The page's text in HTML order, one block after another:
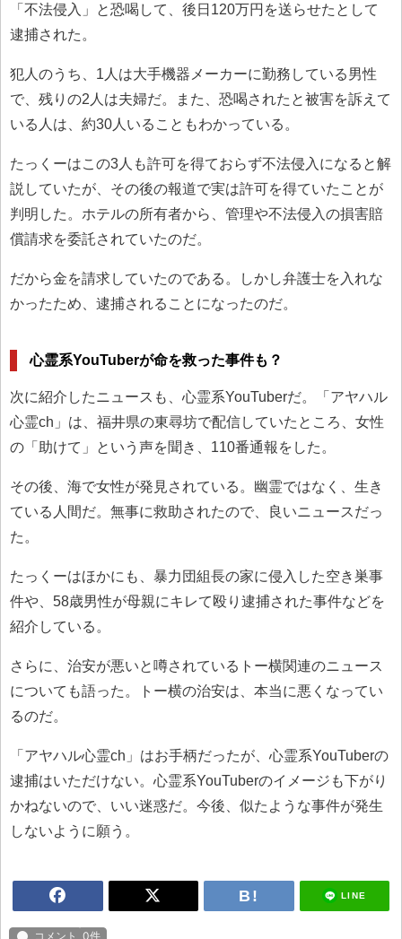
「不法侵入」と恐喝して、後日120万円を送らせたとして
逮捕された。
犯人のうち、1人は大手機器メーカーに勤務している男性
で、残りの2人は夫婦だ。また、恐喝されたと被害を訴えて
いる人は、約30人いることもわかっている。
たっくーはこの3人も許可を得ておらず不法侵入になると解
説していたが、その後の報道で実は許可を得ていたことが
判明した。ホテルの所有者から、管理や不法侵入の損害賠
償請求を委託されていたのだ。
だから金を請求していたのである。しかし弁護士を入れな
かったため、逮捕されることになったのだ。
心霊系YouTuberが命を救った事件も？
次に紹介したニュースも、心霊系YouTuberだ。「アヤハル
心霊ch」は、福井県の東尋坊で配信していたところ、女性
の「助けて」という声を聞き、110番通報をした。
その後、海で女性が発見されている。幽霊ではなく、生き
ている人間だ。無事に救助されたので、良いニュースだっ
た。
たっくーはほかにも、暴力団組長の家に侵入した空き巣事
件や、58歳男性が母親にキレて殴り逮捕された事件などを
紹介している。
さらに、治安が悪いと噂されているトー横関連のニュース
についても語った。トー横の治安は、本当に悪くなってい
るのだ。
「アヤハル心霊ch」はお手柄だったが、心霊系YouTuberの
逮捕はいただけない。心霊系YouTuberのイメージも下がり
かねないので、いい迷惑だ。今後、似たような事件が発生
しないように願う。
LINE